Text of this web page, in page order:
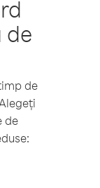
de
de
de